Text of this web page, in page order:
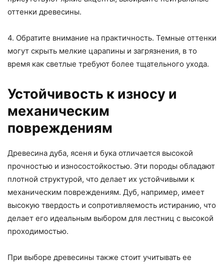
оттенки древесины.
4. Обратите внимание на практичность. Темные оттенки
могут скрыть мелкие царапины и загрязнения, в то
время как светлые требуют более тщательного ухода.
Устойчивость к износу и
механическим
повреждениям
Древесина дуба, ясеня и бука отличается высокой
прочностью и износостойкостью. Эти породы обладают
плотной структурой, что делает их устойчивыми к
механическим повреждениям. Дуб, например, имеет
высокую твердость и сопротивляемость истиранию, что
делает его идеальным выбором для лестниц с высокой
проходимостью.
При выборе древесины также стоит учитывать ее